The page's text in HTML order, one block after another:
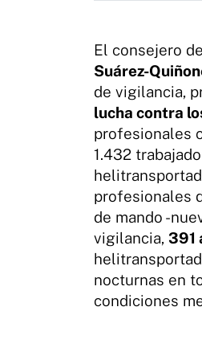
El consejero
Suárez-
de vigilancia,
lucha contra
profesionales
1.432
profesionales
de mando -
vigilancia, 391
nocturnas en
condiciones